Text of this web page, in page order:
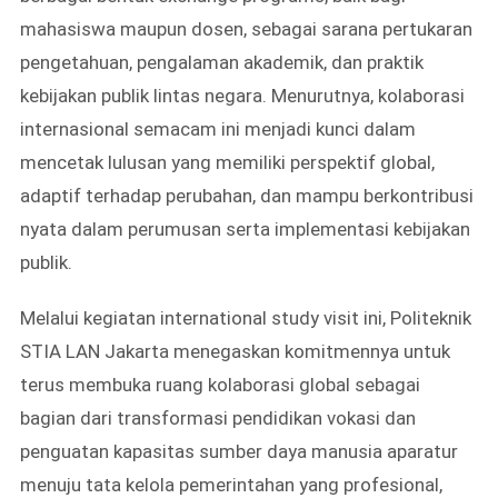
mahasiswa maupun dosen, sebagai sarana pertukaran
pengetahuan, pengalaman akademik, dan praktik
kebijakan publik lintas negara. Menurutnya, kolaborasi
internasional semacam ini menjadi kunci dalam
mencetak lulusan yang memiliki perspektif global,
adaptif terhadap perubahan, dan mampu berkontribusi
nyata dalam perumusan serta implementasi kebijakan
publik.
Melalui kegiatan international study visit ini, Politeknik
STIA LAN Jakarta menegaskan komitmennya untuk
terus membuka ruang kolaborasi global sebagai
bagian dari transformasi pendidikan vokasi dan
penguatan kapasitas sumber daya manusia aparatur
menuju tata kelola pemerintahan yang profesional,